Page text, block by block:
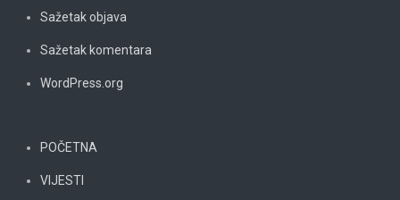
Sažetak objava
Sažetak komentara
WordPress.org
POČETNA
VIJESTI